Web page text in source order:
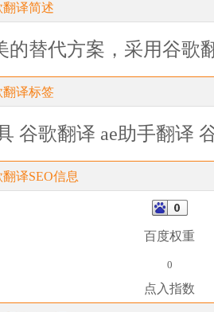
译简述
替代方案，采用谷歌
翻译标签
谷歌翻译 ae助手翻译
译SEO信息
百度权重
0
点入指数